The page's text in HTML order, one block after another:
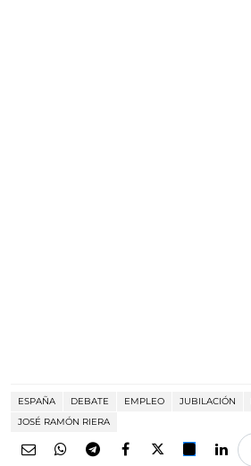
ESPAÑA DEBATE EMPLEO JUBILACIÓN
JOSÉ RAMÓN RIERA